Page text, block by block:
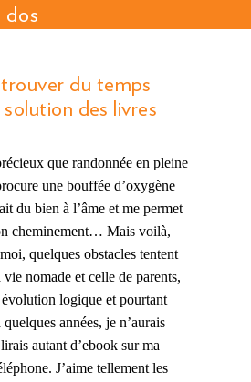
dos
du temps
des livres
que randonnée en pleine
une bouffée d’oxygène
du bien à l’âme et me permet
cheminement… Mais voilà,
quelques obstacles tentent
vie nomade et celle de parents,
logique et pourtant
années, je n’aurais
autant d’ebook sur ma
J’aime tellement les